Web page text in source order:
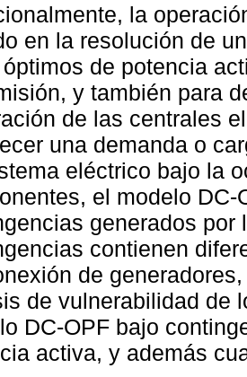
la
en la resolución de
de potencia
y también para
de las centrales
una demanda o
eléctrico bajo la
el modelo
generados
contienen
de
de vulnerabilidad de
DC-OPF bajo
activa, y además